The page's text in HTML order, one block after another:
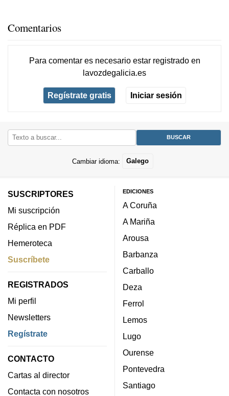
Comentarios
Para comentar es necesario estar registradoen
lavozdegalicia.es
Regístrate gratis Iniciar sesión
Cambiar idioma: Galego
SUSCRIPTORES
Mi suscripción
Réplica en PDF
Hemeroteca
Suscríbete
REGISTRADOS
Mi perfil
Newsletters
Regístrate
CONTACTO
Cartas al director
Contacta con nosotros
EDICIONES
A Coruña
A Mariña
Arousa
Barbanza
Carballo
Deza
Ferrol
Lemos
Lugo
Ourense
Pontevedra
Santiago